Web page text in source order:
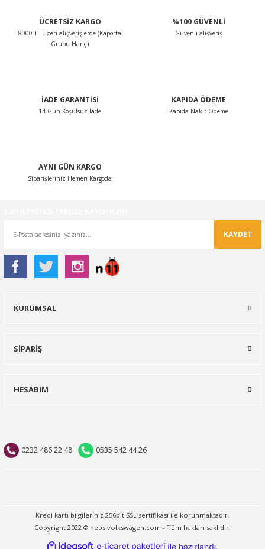
ÜCRETSİZ KARGO
8000 TL Üzeri alışverişlerde (Kaporta
Grubu Hariç)
%100 GÜVENLİ
Güvenli alışveriş
İADE GARANTİSİ
14 Gün Koşulsuz İade
KAPIDA ÖDEME
Kapıda Nakit Ödeme
AYNI GÜN KARGO
Siparişleriniz Hemen Kargoda
KAYDET
0232 486 22 48 0535 542 44 26
KURUMSAL
SİPARİŞ
HESABIM
Copyright 2022 © hepsivolkswagen.com - Tüm hakları saklıdır.
Kredi kartı bilgileriniz 256bit SSL sertifikası ile korunmaktadır.
ideasoft e-